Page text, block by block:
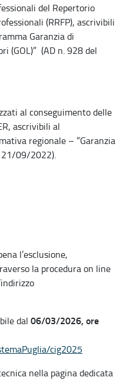
del Repertorio
(RRFP), ascrivibili
Garanzia di
(GOL)” (AD n. 928 del
al conseguimento delle
ascrivibili al
regionale – “Garanzia
21/09/2022).
l’esclusione,
la procedura on line
dal 06/03/2026, ore
cig2025
nella pagina dedicata